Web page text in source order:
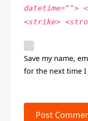
datetime="">
<strike>
Save my name,
for the next time I
Post